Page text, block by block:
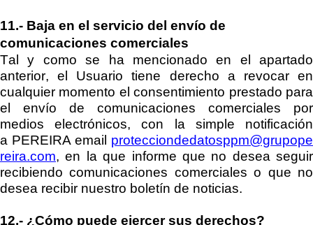
11.- Baja en el servicio del envío de
comunicaciones comerciales
Tal y como se ha mencionado en el apartado
anterior, el Usuario tiene derecho a revocar en
cualquier momento el consentimiento prestado para
el envío de comunicaciones comerciales por
medios electrónicos, con la simple notificación
a PEREIRA email protecciondedatosppm@grupope
reira.com, en la que informe que no desea seguir
recibiendo comunicaciones comerciales o que no
desea recibir nuestro boletín de noticias.
12.- ¿Cómo puede ejercer sus derechos?